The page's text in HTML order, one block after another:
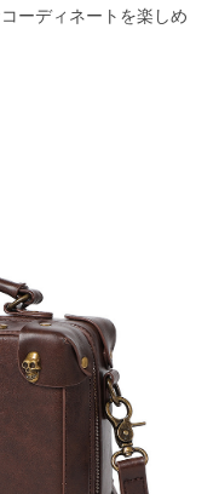
ーディネートを楽しめ